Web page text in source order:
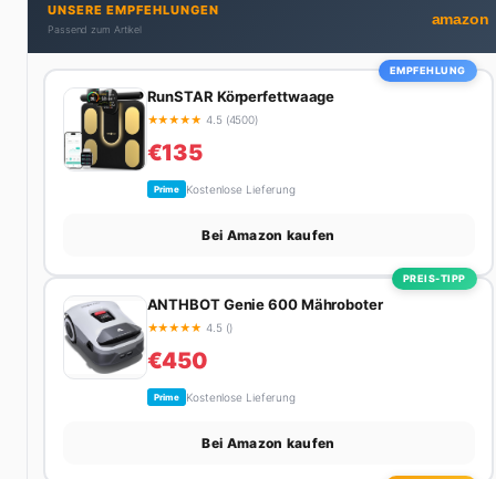
UNSERE EMPFEHLUNGEN
Passend zum Artikel
amazon
EMPFEHLUNG
RunSTAR Körperfettwaage
★★★★★ 4.5 (4500)
€135
Prime Kostenlose Lieferung
Bei Amazon kaufen
PREIS-TIPP
ANTHBOT Genie 600 Mähroboter
★★★★★ 4.5 ()
€450
Prime Kostenlose Lieferung
Bei Amazon kaufen